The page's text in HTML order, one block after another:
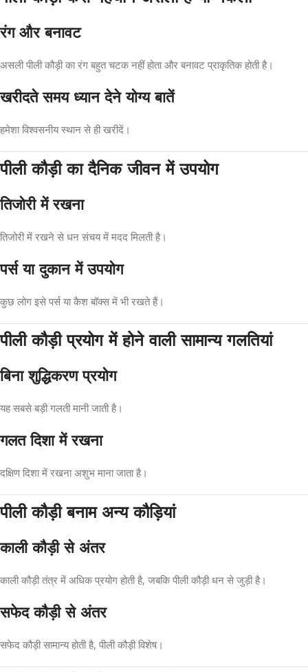
रंग और बनावट
असली पीली कौड़ी का रंग बहुत चटक नहीं होता और बनावट प्राकृतिक होती है।
खरीदते समय ध्यान देने योग्य बातें
हमेशा विश्वसनीय स्थान से ही खरीदें।
पीली कौड़ी का दैनिक जीवन में उपयोग
तिजोरी में रखना
तिजोरी में रखने से धन संचय में मदद मिलती है।
पर्स या दुकान में उपयोग
कुछ लोग इसे पर्स या कैश बॉक्स में भी रखते हैं।
पीली कौड़ी प्रयोग में होने वाली सामान्य गलतियां
बिना शुद्धिकरण प्रयोग
यह सबसे बड़ी गलती मानी जाती है।
गलत दिशा में रखना
दक्षिण दिशा में रखना अशुभ माना जाता है।
पीली कौड़ी बनाम अन्य कौड़ियां
काली कौड़ी से अंतर
काली कौड़ी तंत्र में अधिक प्रयोग होती है, जबकि पीली कौड़ी धन से जुड़ी है।
सफेद कौड़ी से अंतर
सफेद कौड़ी सामान्य होती है, पीली कौड़ी विशेष।